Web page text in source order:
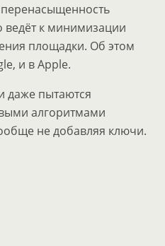
к минимизации
площадки. Об этом
и в Apple.
даже пытаются
алгоритмами
не добавляя ключи.